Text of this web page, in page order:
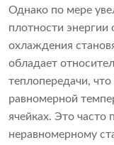
Однако по мере
плотности энергии
охлаждения
обладает
теплопередачи,
равномерной
ячейках. Это часто
неравномерному